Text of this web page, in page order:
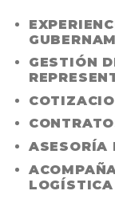
GESTIÓN
ASESORÍA